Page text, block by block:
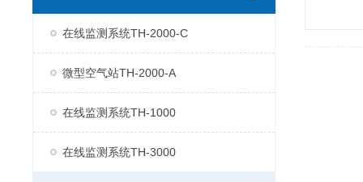
在线监测系统TH-2000-C
微型空气站TH-2000-A
在线监测系统TH-1000
在线监测系统TH-3000